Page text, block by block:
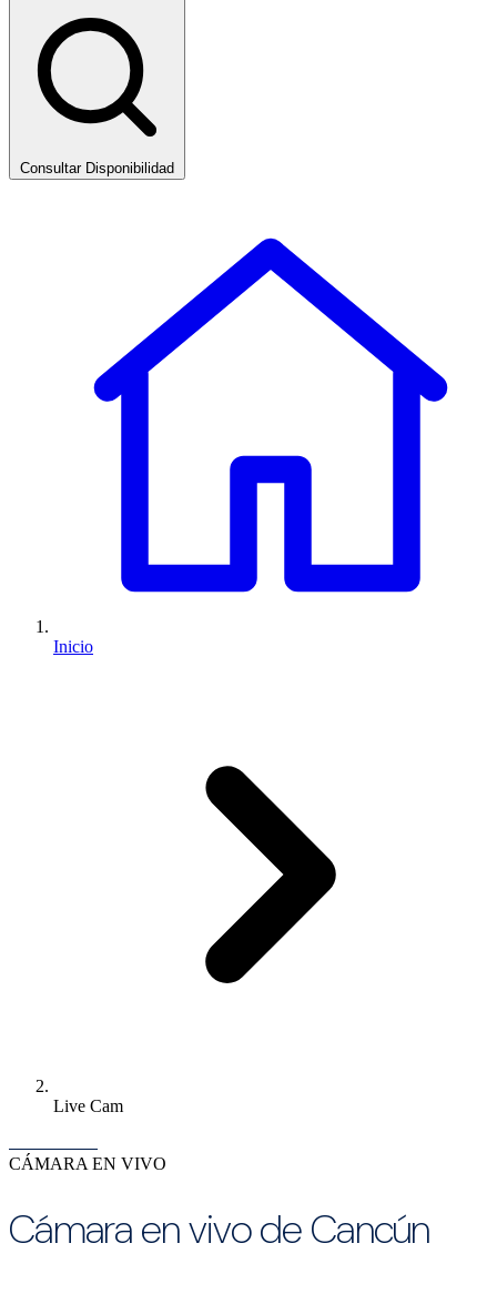
Consultar Disponibilidad
Inicio
Live Cam
CÁMARA EN VIVO
Cámara en vivo de Cancún